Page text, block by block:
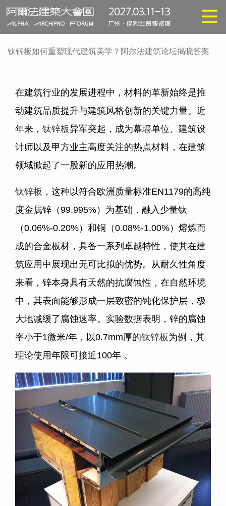
钛锌板如何重塑现代建筑美学？阿尔法建筑论坛揭晓答案
在建筑行业的发展进程中，材料的革新始终是推
动建筑品质提升与建筑风格创新的关键力量。近
年来， 钛锌板异军突起，成为幕墙单位、建筑设
计师以及甲方业主高度关注的热点材料，在建筑
领域掀起了一股新的应用热潮。
钛锌板 ，这种以符合欧洲质量标准EN1179的高纯
度金属锌（99.995%）为基础，融入少量钛
（0.06%-0.20%）和铜（0.08%-1.00%）熔炼而
成的合金板材，具备一系列卓越特性，使其在建
筑应用中展现出无可比拟的优势。从耐久性角度
来看，锌本身具有天然的抗腐蚀性，在自然环境
中，其表面能够形成一层致密的钝化保护层，极
大地减缓了腐蚀速率。实验数据表明，锌的腐蚀
率小于1微米/年，以0.7mm厚的钛锌板为例，其
理论使用年限可接近100年 。